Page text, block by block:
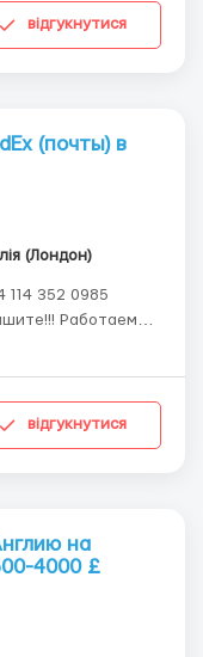
сопрово...
відгукнутися
(почты) в
(Лондон)
сопро...
відгукнутися
на
4000 £